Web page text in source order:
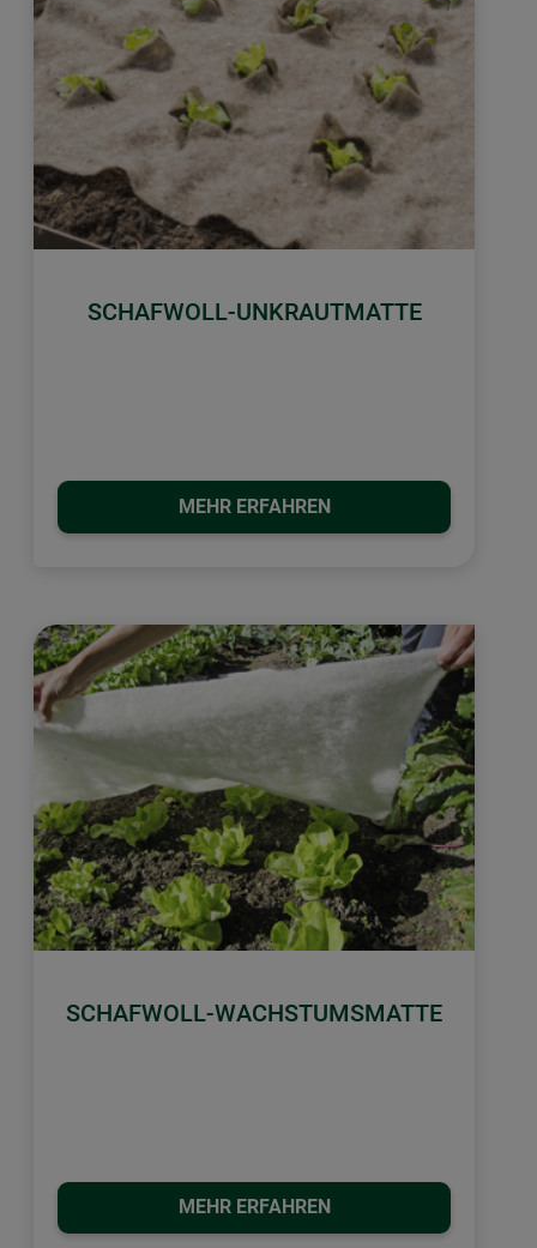
SCHAFWOLL-UNKRAUTMATTE
MEHR ERFAHREN
SCHAFWOLL-WACHSTUMSMATTE
MEHR ERFAHREN